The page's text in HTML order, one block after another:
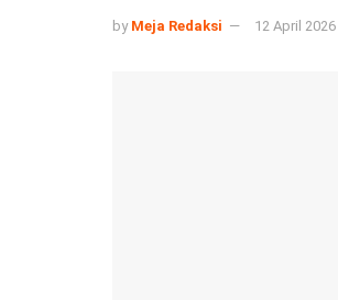
by Meja Redaksi 12 April 2026